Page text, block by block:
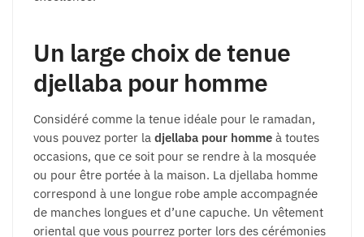
Un large choix de tenue
djellaba pour homme
Considéré comme la tenue idéale pour le ramadan,
vous pouvez porter la djellaba pour homme à toutes
occasions, que ce soit pour se rendre à la mosquée
ou pour être portée à la maison. La djellaba homme
correspond à une longue robe ample accompagnée
de manches longues et d’une capuche. Un vêtement
oriental que vous pourrez porter lors des cérémonies